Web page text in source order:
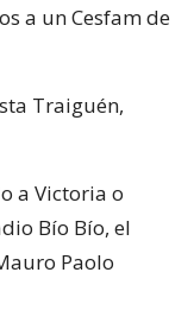
a un Cesfam de
Traiguén,
a Victoria o
Bío Bío, el
Paolo